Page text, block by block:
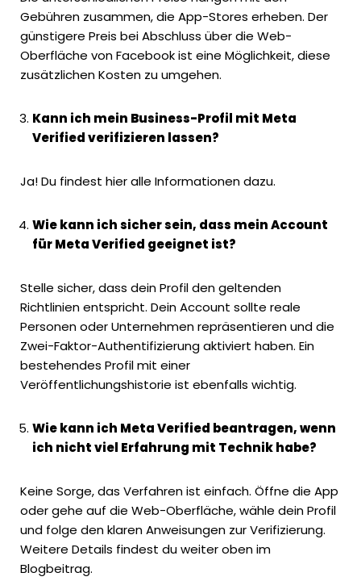
Gebühren zusammen, die App-Stores erheben. Der
günstigere Preis bei Abschluss über die Web-
Oberfläche von Facebook ist eine Möglichkeit, diese
zusätzlichen Kosten zu umgehen.
Kann ich mein Business-Profil mit Meta
Verified verifizieren lassen?
Ja!Du findest hier alle Informationen dazu.
Wie kann ich sicher sein, dass mein Account
für Meta Verified geeignet ist?
Stelle sicher, dass dein Profil den geltenden
Richtlinien entspricht. Dein Account sollte reale
Personen oder Unternehmen repräsentieren und die
Zwei-Faktor-Authentifizierung aktiviert haben. Ein
bestehendes Profil mit einer
Veröffentlichungshistorie ist ebenfalls wichtig.
Wie kann ich Meta Verified beantragen, wenn
ich nicht viel Erfahrung mit Technik habe?
Keine Sorge, das Verfahren ist einfach. Öffne die App
oder gehe auf die Web-Oberfläche, wähle dein Profil
und folge den klaren Anweisungen zur Verifizierung.
Weitere Details findest du weiter oben im
Blogbeitrag.